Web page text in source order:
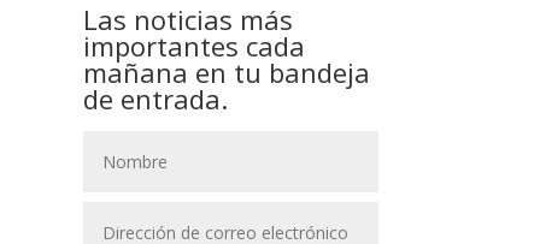
Las noticias más
importantes cada
mañana en tu bandeja
de entrada.